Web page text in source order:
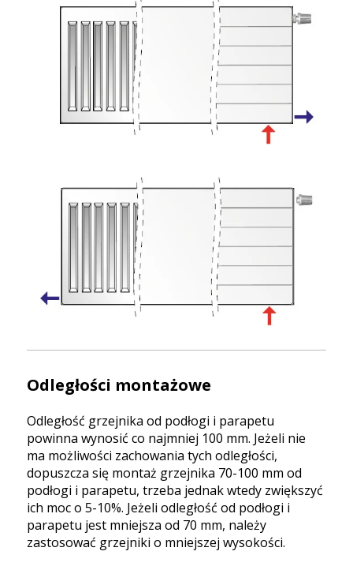
Odległości montażowe
Odległość grzejnika od podłogi i parapetu
powinna wynosić co najmniej 100 mm. Jeżeli nie
ma możliwości zachowania tych odległości,
dopuszcza się montaż grzejnika 70-100 mm od
podłogi i parapetu, trzeba jednak wtedy zwiększyć
ich moc o 5-10%. Jeżeli odległość od podłogi i
parapetu jest mniejsza od 70 mm, należy
zastosować grzejniki o mniejszej wysokości.